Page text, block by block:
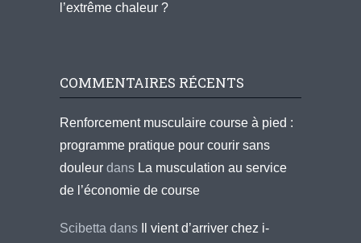
l’extrême chaleur ?
COMMENTAIRES RÉCENTS
Renforcement musculaire course à pied :
programme pratique pour courir sans
douleur dans La musculation au service
de l’économie de course
Scibetta dans
Il vient d’arriver chez i-